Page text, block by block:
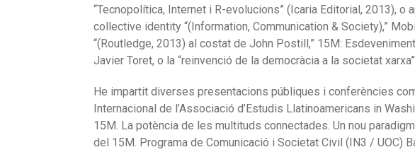
“Tecnopolítica, Internet i R-evolucions” (Icaria Editorial, 2013),
collective identity “(Information, Communication & Society),”
“(Routledge, 2013) al costat de John Postill,” 15M:
Javier Toret, o la “reinvenció de la democràcia a la societat
He impartit diverses presentacions públiques i conferències
Internacional de l’Associació d’Estudis Llatinoamericans in
15M. La potència de les multituds connectades. Un nou
del 15M. Programa de Comunicació i Societat Civil (IN3 / UOC)